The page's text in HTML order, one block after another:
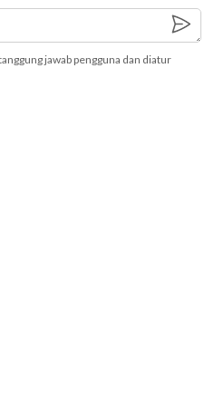
jawab pengguna dan diatur